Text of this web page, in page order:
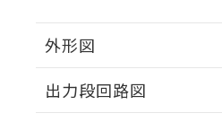
外形図
出力段回路図